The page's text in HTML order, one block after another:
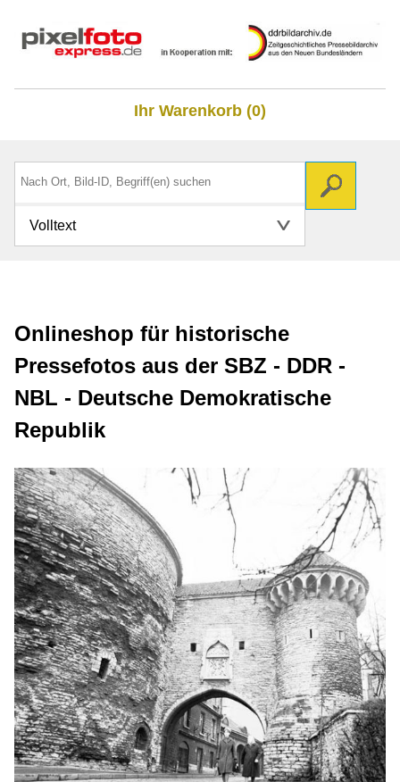
Ihr Warenkorb (0)
Volltext
Onlineshop für historische
Pressefotos aus der SBZ - DDR -
NBL - Deutsche Demokratische
Republik